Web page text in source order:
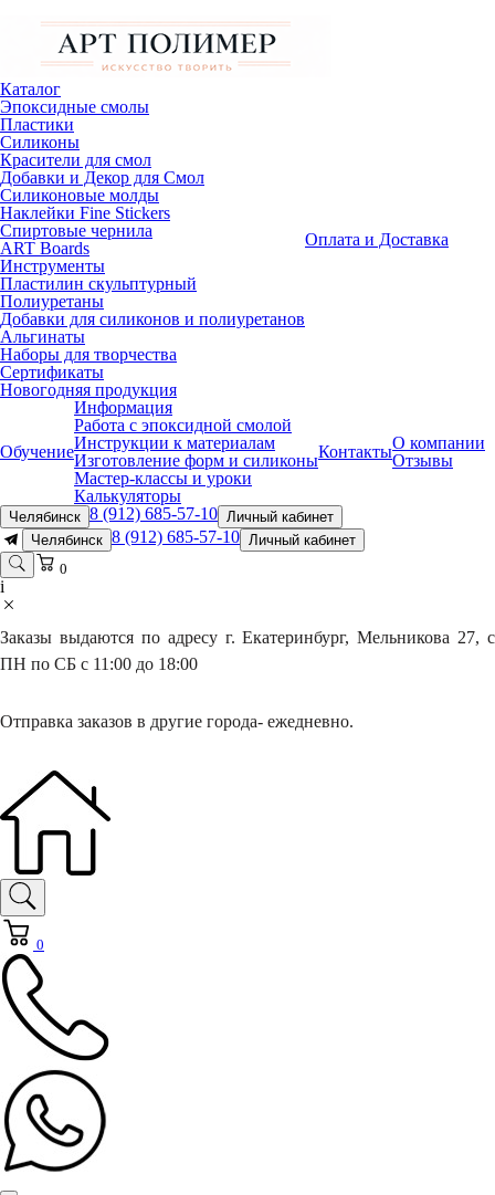
Каталог
Эпоксидные смолы
Пластики
Силиконы
Красители для смол
Добавки и Декор для Смол
Силиконовые молды
Наклейки Fine Stickers
Спиртовые чернила
ART Boards
Инструменты
Пластилин скульптурный
Полиуретаны
Добавки для силиконов и полиуретанов
Альгинаты
Наборы для творчества
Сертификаты
Новогодняя продукция
Оплата и Доставка
Обучение
Информация
Работа с эпоксидной смолой
Инструкции к материалам
Изготовление форм и силиконы
Мастер-классы и уроки
Калькуляторы
КонтактыО компании
Отзывы
Челябинск 8 (912) 685-57-10 Личный кабинет
Челябинск 8 (912) 685-57-10 Личный кабинет
0
i
Заказы выдаются по адресу г. Екатеринбург, Мельникова 27, с
ПН по СБ с 11:00 до 18:00
Отправка заказов в другие города- ежедневно.
0